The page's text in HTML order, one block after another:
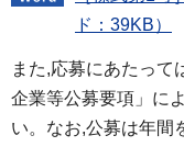
ド：39KB）
また,応募にあたって
企業等公募要項」に
い。なお,公募は年間